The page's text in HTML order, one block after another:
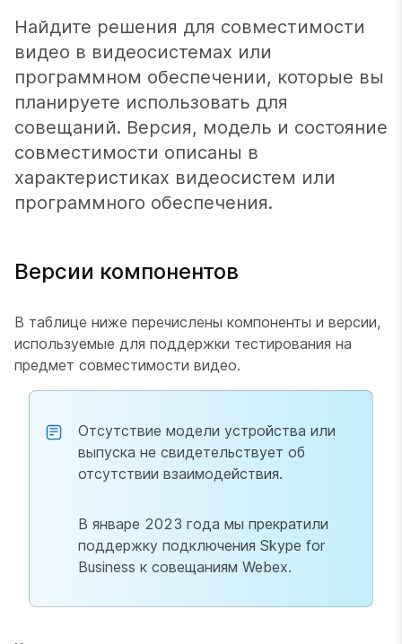
Найдите решения для совместимости
видео в видеосистемах или
программном обеспечении, которые вы
планируете использовать для
совещаний. Версия, модель и состояние
совместимости описаны в
характеристиках видеосистем или
программного обеспечения.
Версии компонентов
В таблице ниже перечислены компоненты и версии,
используемые для поддержки тестирования на
предмет совместимости видео.
Отсутствие модели устройства или
выпуска не свидетельствует об
отсутствии взаимодействия.
В январе 2023 года мы прекратили
поддержку подключения Skype for
Business к совещаниям Webex.